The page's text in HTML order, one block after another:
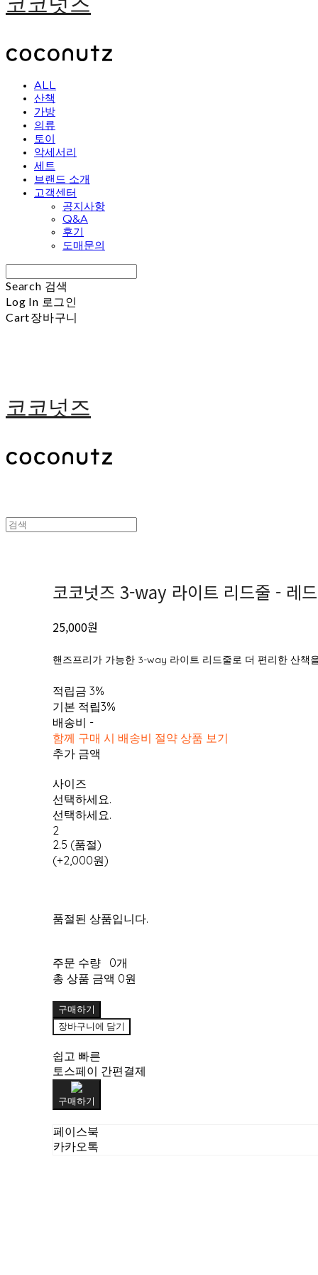
ALL
산책
가방
의류
토이
악세서리
세트
브랜드 소개
고객센터
공지사항
Q&A
후기
도매문의
Search 검색
Log In 로그인
Cart장바구니
코코넛즈
코코넛즈 3-way 라이트 리드줄 - 레드
25,000원
핸즈프리가 가능한 3-way 라이트 리드줄로 더 편리한 산책
적립금 3%
기본 적립3%
배송비 -
함께 구매 시 배송비 절약 상품 보기
추가 금액
사이즈
선택하세요.
선택하세요.
2
2.5 (품절)
(+2,000원)
품절된 상품입니다.
주문 수량
0개
총 상품 금액 0원
구매하기
장바구니에 담기
쉽고 빠른
토스페이 간편결제
구매하기
페이스북
카카오톡